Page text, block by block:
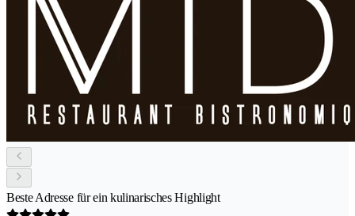
Beste Adresse für ein kulinarisches Highlight